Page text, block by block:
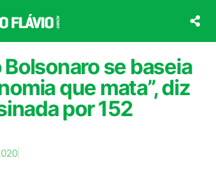
se baseia
que mata”, diz
por 152